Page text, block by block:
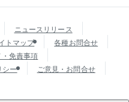
ニュースリリース
トマップ
各種お問合せ
免責事項
シー
ご意見・お問合せ